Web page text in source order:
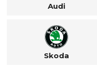
Audi
Skoda